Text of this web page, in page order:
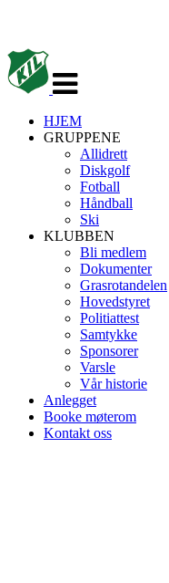
navigasjon
HJEM
GRUPPENE
Allidrett
Diskgolf
Fotball
Håndball
Ski
KLUBBEN
Bli medlem
Dokumenter
Grasrotandelen
Hovedstyret
Politiattest
Samtykke
Sponsorer
Varsle
Vår historie
Anlegget
Booke møterom
Kontakt oss